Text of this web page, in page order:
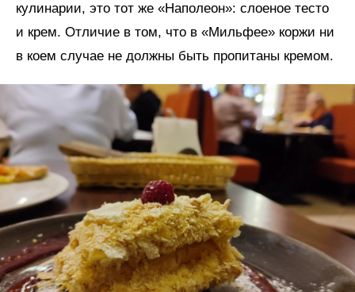
кулинарии, это тот же «Наполеон»: слоеное тесто
и крем. Отличие в том, что в «Мильфее» коржи ни
в коем случае не должны быть пропитаны кремом.